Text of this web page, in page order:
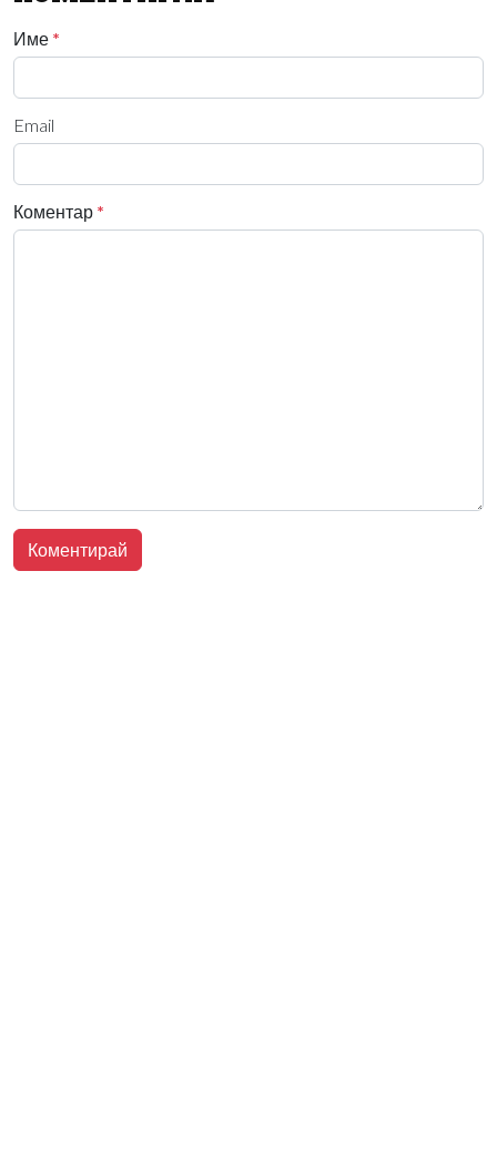
Име *
Email
Коментар *